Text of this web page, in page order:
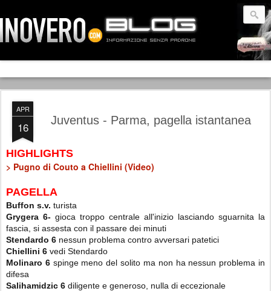
APR
16 Juventus - Parma, pagella istantanea
HIGHLIGHTS
> Pugno di Couto a Chiellini (Video)
PAGELLA
Buffon s.v. turista
Grygera 6- gioca troppo centrale all'inizio lasciando sguarnita la
fascia, si assesta con il passare dei minuti
Stendardo 6 nessun problema contro avversari patetici
Chiellini 6 vedi Stendardo
Molinaro 6 spinge meno del solito ma non ha nessun problema in
difesa
Salihamidzic 6 diligente e generoso, nulla di eccezionale